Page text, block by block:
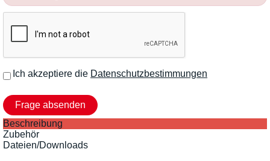
Ich akzeptiere die Datenschutzbestimmungen
Beschreibung
Zubehör
Dateien/Downloads